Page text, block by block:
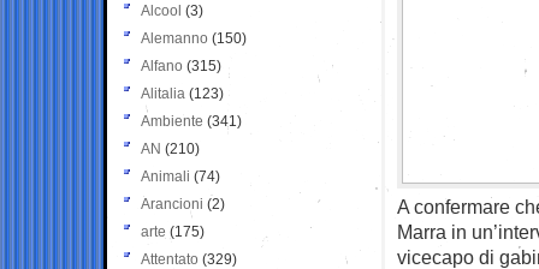
A confermare
Marra in
vicecapo di
Alcool (3)
Alemanno (150)
Alfano (315)
Alitalia (123)
Ambiente (341)
AN (210)
Animali (74)
Arancioni (2)
arte (175)
Attentato (329)